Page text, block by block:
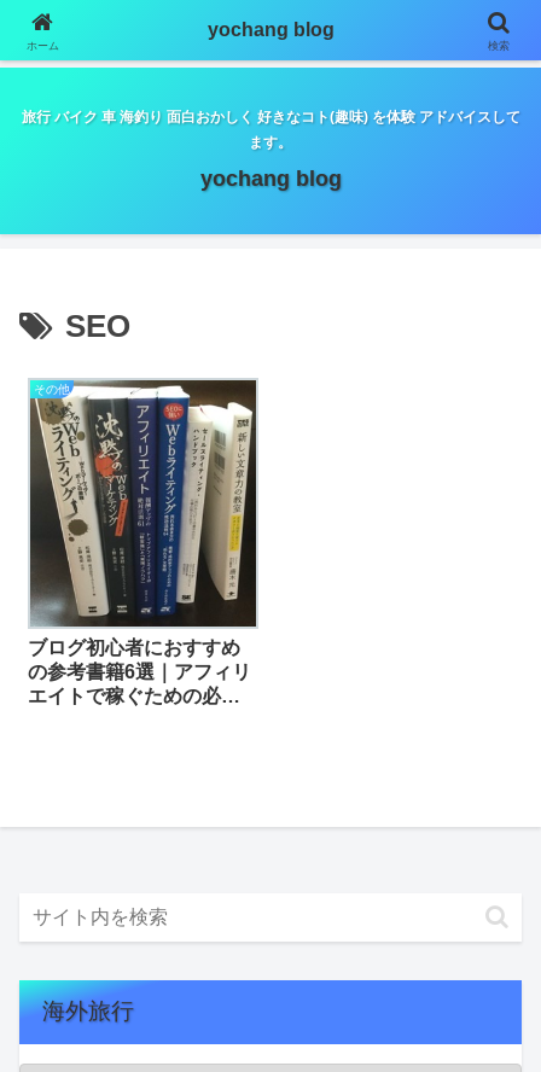
google.com, pub-5798179889932653, DIRECT,
f08c47fec0942fa0
旅行 バイク 車 海釣り 面白おかしく 好きなコト(趣味) を体験 アドバイスして
ます。
yochang blog
SEO
その他
ブログ初心者におすすめ
の参考書籍6選｜アフィリ
エイトで稼ぐための必読
海外旅行
ホーム
yochang blog
検索